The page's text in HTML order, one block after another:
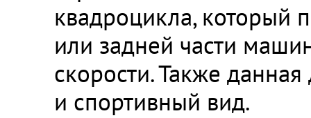
квадроцикла, который
или задней части
скорости. Также
и спортивный вид.